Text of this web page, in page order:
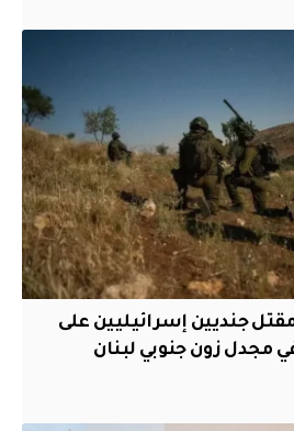
جنديين إسرائيليين على
مجدل زون جنوبي لبنان